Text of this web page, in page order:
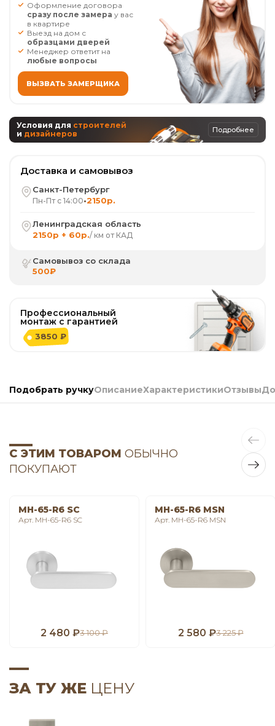
Оформление договора
сразу после замера у вас
в квартире
Выезд на дом с
образцами дверей
Менеджер ответит на
любые вопросы
ВЫЗВАТЬ ЗАМЕРЩИКА
Условия для строителей
и дизайнеров Подробнее
Доставка и самовывоз
Санкт-Петербург
Пн-Пт с 14:00•2150р.
Ленинградская область
2150р + 60р./ км от КАД
Самовывоз со склада
500₽
Профессиональный
монтаж с гарантией
3850 ₽
Подобрать ручкуОписаниеХарактеристикиОтзывы
С ЭТИМ ТОВАРОМ ОБЫЧНО
ПОКУПАЮТ
MH-65-R6 SC
Арт. MH-65-R6 SC
2 480 ₽3 100 ₽
MH-65-R6 MSN
Арт. MH-65-R6 MSN
2 580 ₽3 225 ₽
ЗА ТУ ЖЕ ЦЕНУ